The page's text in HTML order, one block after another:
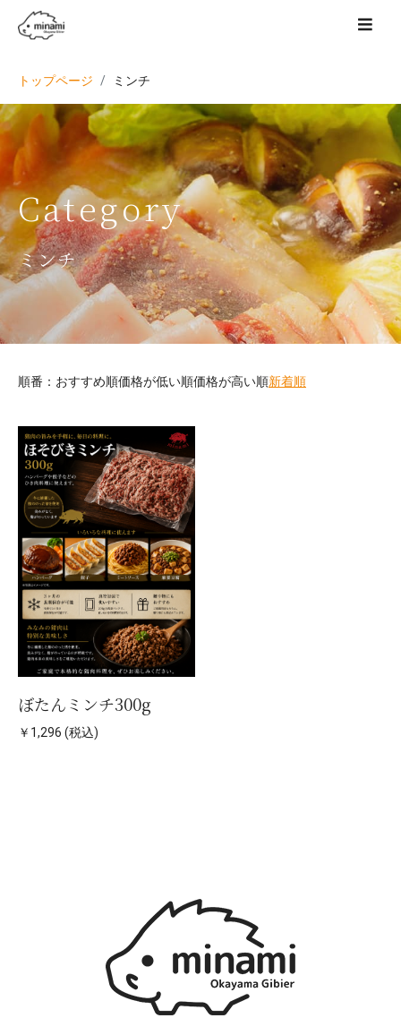
トップページ ミンチ
Category
ミンチ
順番： おすすめ順価格が低い順価格が高い順新着順
ぼたんミンチ300g
￥1,296 (税込)